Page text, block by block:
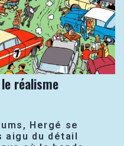
réalisme
Hergé se
aigu du détail